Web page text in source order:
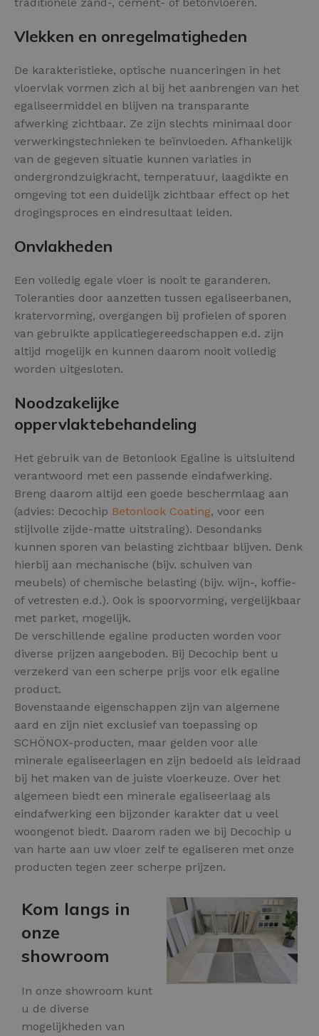
Vlekken en onregelmatigheden
De karakteristieke, optische nuanceringen in het
vloervlak vormen zich al bij het aanbrengen van het
egaliseermiddel en blijven na transparante
afwerking zichtbaar. Ze zijn slechts minimaal door
verwerkingstechnieken te beïnvloeden. Afhankelijk
van de gegeven situatie kunnen variaties in
ondergrondzuigkracht, temperatuur, laagdikte en
omgeving tot een duidelijk zichtbaar effect op het
drogingsproces en eindresultaat leiden.
Onvlakheden
Een volledig egale vloer is nooit te garanderen.
Toleranties door aanzetten tussen egaliseerbanen,
kratervorming, overgangen bij profielen of sporen
van gebruikte applicatiegereedschappen e.d. zijn
altijd mogelijk en kunnen daarom nooit volledig
worden uitgesloten.
Noodzakelijke
oppervlaktebehandeling
Het gebruik van de Betonlook Egaline is uitsluitend
verantwoord met een passende eindafwerking.
Breng daarom altijd een goede beschermlaag aan
(advies: Decochip Betonlook Coating, voor een
stijlvolle zijde-matte uitstraling). Desondanks
kunnen sporen van belasting zichtbaar blijven. Denk
hierbij aan mechanische (bijv. schuiven van
meubels) of chemische belasting (bijv. wijn-, koffie-
of vetresten e.d.). Ook is spoorvorming, vergelijkbaar
met parket, mogelijk.
De verschillende egaline producten worden voor
diverse prijzen aangeboden. Bij Decochip bent u
verzekerd van een scherpe prijs voor elk egaline
product.
Bovenstaande eigenschappen zijn van algemene
aard en zijn niet exclusief van toepassing op
SCHÖNOX-producten, maar gelden voor alle
minerale egaliseerlagen en zijn bedoeld als leidraad
bij het maken van de juiste vloerkeuze. Over het
algemeen biedt een minerale egaliseerlaag als
eindafwerking een bijzonder karakter dat u veel
woongenot biedt. Daarom raden we bij Decochip u
van harte aan uw vloer zelf te egaliseren met onze
producten tegen zeer scherpe prijzen.
Kom langs in
onze
showroom
In onze showroom kunt
u de diverse
mogelijkheden van